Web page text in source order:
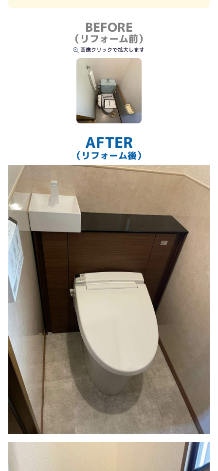
BEFORE
（リフォーム前）
画像クリックで拡大します
AFTER
（リフォーム後）